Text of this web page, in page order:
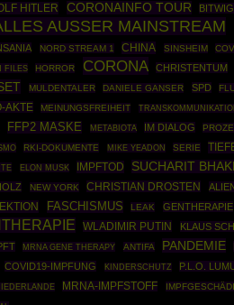
HITLER CORONAINFO TOUR
AUSSER MAINSTREAM
NORD STREAM 1 CHINA SINSHEIM
FILES HORROR CORONA CHRISTENTUM
MULDENTALER DANIELE GANSER SPD
AKTE MEINUNGSFREIHEIT
FFP2 MASKE METABIOTA IM DIALOG
RKI-DOKUMENTE MIKE YEADON SERIE
ELON MUSK IMPFTOD SUCHARIT
NEW YORK CHRISTIAN DROSTEN
FASCHISMUS LEAK GENTHERAPIE
WLADIMIR PUTIN KLAUS
MRNA GENE THERAPY ANTIFA PANDEMIE
COVID19-IMPFUNG KINDERSCHUTZ P.L.O.
MRNA-IMPFSTOFF